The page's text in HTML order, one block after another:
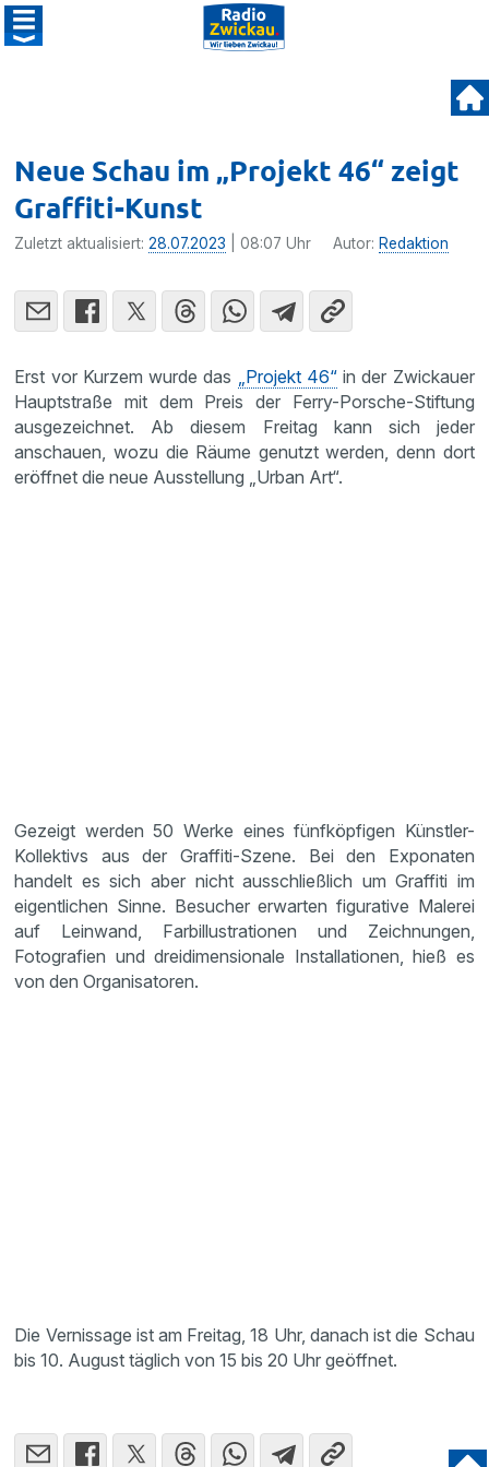
Neue Schau im „Projekt 46“ zeigt
Graffiti-Kunst
Zuletzt aktualisiert:28.07.2023 | 08:07 Uhr Autor: Redaktion
Erst vor Kurzem wurde das „Projekt 46“in der Zwickauer
Hauptstraße mit dem Preis der Ferry-Porsche-Stiftung
ausgezeichnet. Ab diesem Freitag kann sich jeder
anschauen, wozu die Räume genutzt werden, denn dort
eröffnet die neue Ausstellung „Urban Art“.
Gezeigt werden 50 Werke eines fünfköpfigen Künstler-
Kollektivs aus der Graffiti-Szene. Bei den Exponaten
handelt es sich aber nicht ausschließlich um Graffiti im
eigentlichen Sinne. Besucher erwarten figurative Malerei
auf Leinwand, Farbillustrationen und Zeichnungen,
Fotografien und dreidimensionale Installationen, hieß es
von den Organisatoren.
Die Vernissage ist am Freitag, 18 Uhr, danach ist die Schau
bis 10. August täglich von 15 bis 20 Uhr geöffnet.